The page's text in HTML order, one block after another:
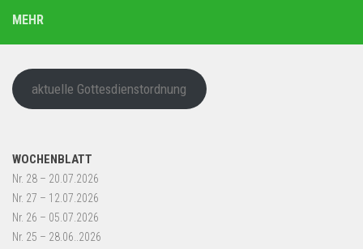
MEHR
aktuelle Gottesdienstordnung
WOCHENBLATT
Nr. 28 – 20.07.2026
Nr. 27 – 12.07.2026
Nr. 26 – 05.07.2026
Nr. 25 – 28.06..2026